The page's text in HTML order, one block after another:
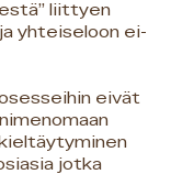
liittyen
yhteiseloon ei-
eivät
jotka